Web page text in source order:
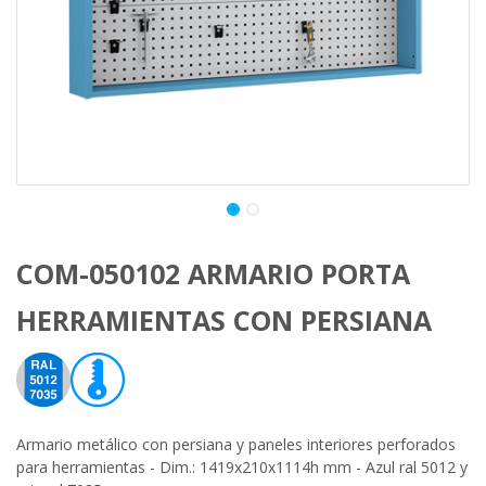
COM-050102 ARMARIO PORTA
HERRAMIENTAS CON PERSIANA
Armario metálico con persiana y paneles interiores perforados
para herramientas - Dim.: 1419x210x1114h mm - Azul ral 5012 y